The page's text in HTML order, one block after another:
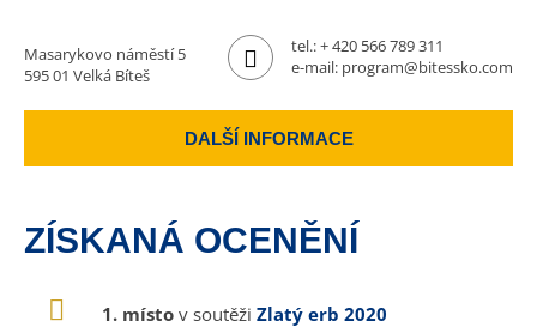
Masarykovo náměstí 5
595 01 Velká Bíteš
tel.:+ 420 566 789 311
e-mail: program@bitessko.com
DALŠÍ INFORMACE
ZÍSKANÁ OCENĚNÍ
1. místo v soutěži Zlatý erb 2020